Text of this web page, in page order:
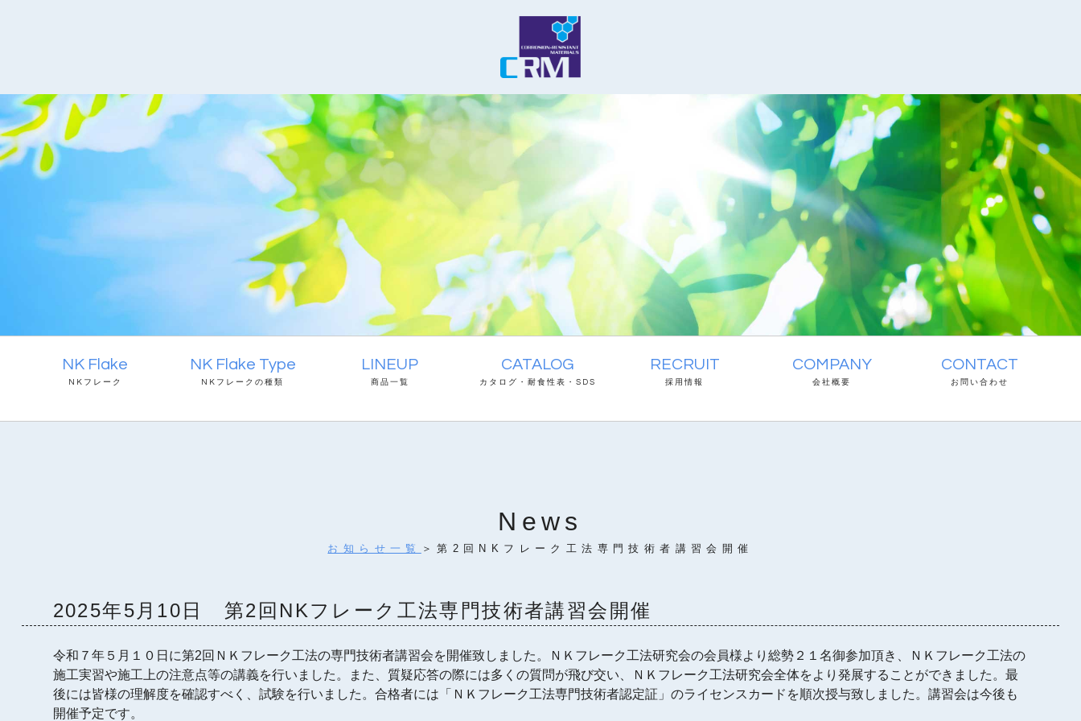
NK Flake
NKフレーク
NK Flake Type
NKフレークの種類
LINEUP
商品一覧
CATALOG
カタログ・耐食性表・SDS
RECRUIT
採用情報
COMPANY
会社概要
CONTACT
お問い合わせ
News
お知らせ一覧 ＞第2回NKフレーク工法専門技術者講習会開催
2025年5月10日 第2回NKフレーク工法専門技術者講習会開催
令和７年５月１０日に第2回ＮＫフレーク工法の専門技術者講習会を開催致しました。ＮＫフレーク工法研究会の会員様より総勢２１名御参加頂き、ＮＫフレーク工法の
施工実習や施工上の注意点等の講義を行いました。また、質疑応答の際には多くの質問が飛び交い、ＮＫフレーク工法研究会全体をより発展することができました。最
後には皆様の理解度を確認すべく、試験を行いました。合格者には「ＮＫフレーク工法専門技術者認定証」のライセンスカードを順次授与致しました。講習会は今後も
開催予定です。